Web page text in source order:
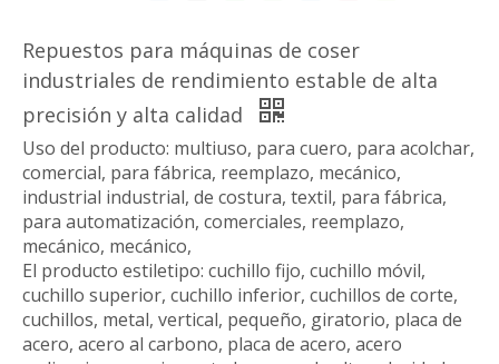
Repuestos para máquinas de coser
industriales de rendimiento estable de alta
precisión y alta calidad
Uso del producto: multiuso, para cuero, para acolchar,
comercial, para fábrica, reemplazo, mecánico,
industrial industrial, de costura, textil, para fábrica,
para automatización, comerciales, reemplazo,
mecánico, mecánico,
El producto estiletipo: cuchillo fijo, cuchillo móvil,
cuchillo superior, cuchillo inferior, cuchillos de corte,
cuchillos, metal, vertical, pequeño, giratorio, placa de
acero, acero al carbono, placa de acero, acero